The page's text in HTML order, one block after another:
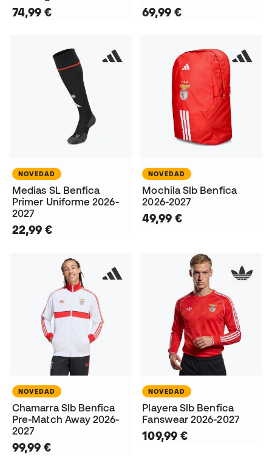
74,99 € 69,99 €
NOVEDAD
Medias SL Benfica
Primer Uniforme 2026-
2027
22,99 €
NOVEDAD
Mochila Slb Benfica
2026-2027
49,99 €
NOVEDAD
Chamarra Slb Benfica
Pre-Match Away 2026-
2027
99,99 €
NOVEDAD
Playera Slb Benfica
Fanswear 2026-2027
109,99 €